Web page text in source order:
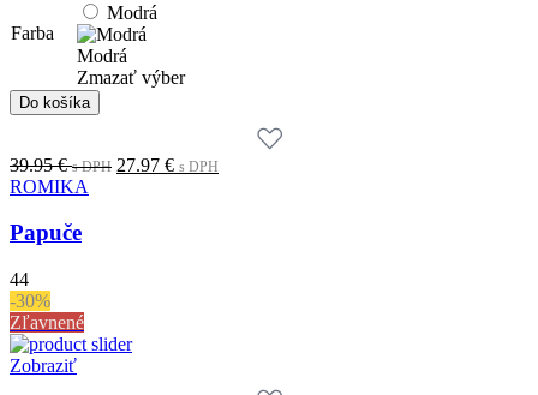
Farba
Modrá
Modrá
Zmazať výber
množstvo
Papuče
Do košíka
39.95€s DPH Original
27.97 € s DPH
ROMIKA
Papuče
44
-30%
Zľavnené
Zobraziť